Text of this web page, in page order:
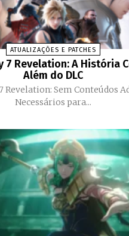
ATUALIZAÇÕES E PATCHES
7 Revelation: A História
Além do DLC
Revelation: Sem Conteúdos
Necessários para...